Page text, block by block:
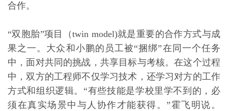
合作。
“双胞胎”项目（twin model)就是重要的合作方式与成
果之一。大众和小鹏的员工被“捆绑”在同一个任务
中，面对共同的挑战，共享目标与考核。在这个过程
中，双方的工程师不仅学习技术，还学习对方的工作
方式和组织逻辑。“有些技能是学校里学不到的，必
须在真实场景中与人协作才能获得。”霍飞明说。